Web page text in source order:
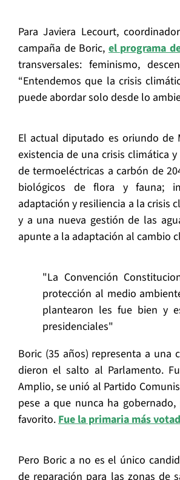
Para Javiera Lecourt,
campaña de Boric,el programa
transversales: feminismo,
“Entendemos que la crisis
puede abordar solo desde lo
El actual diputado es oriundo de
existencia de una crisis climática
de termoeléctricas a carbón de
biológicos de flora y fauna;
adaptación y resiliencia a la crisis
y a una nueva gestión de las
apunte a la adaptación al cambio
"La Convención
protección al medio
plantearon les fue bien y
presidenciales"
Boric (35 años) representa a una
dieron el salto al Parlamento.
Amplio, se unió al Partido
pese a que nunca ha
favorito.Fue la primaria más
Pero Boric a no es el único
de reparación para las zonas de